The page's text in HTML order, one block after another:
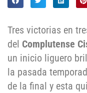
Tres victorias en
del Complutense
un inicio liguero
la pasada
de la final y esta